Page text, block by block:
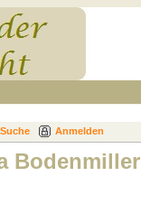
Suche Anmelden
Bodenmiller